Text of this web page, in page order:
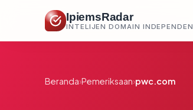
IpiemsRadar
INTELIJEN DOMAIN INDEPENDEN
Beranda›Pemeriksaan›pwc.com